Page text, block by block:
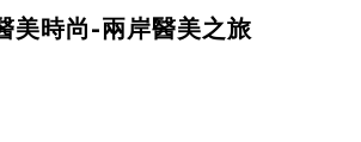
時尚-兩岸醫美之旅